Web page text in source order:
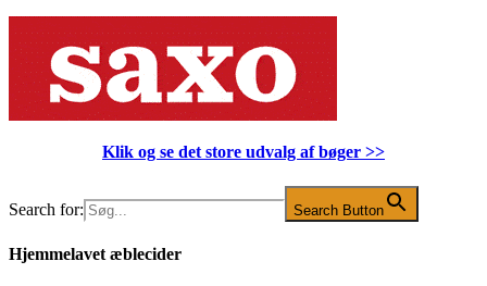
Klik og se det store udvalg af bøger >>
Search for: Search Button
Hjemmelavet æblecider